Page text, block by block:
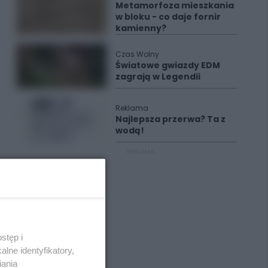
Metamorfoza mieszkania
w bloku - co daje fornir
kamienny?
Czas Wolny
Światowe gwiazdy EDM
zagrają w Legendii
Reklama
Najlepsza przerwa? Ta z
wodą!
i
identyfikatory,